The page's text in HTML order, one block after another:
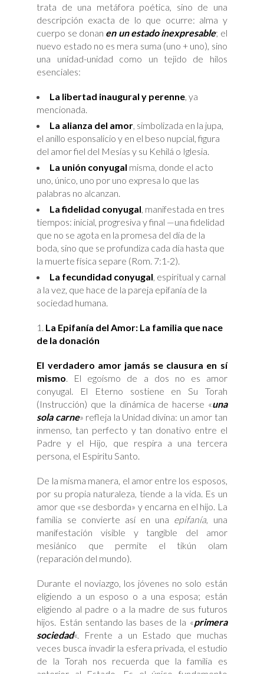
trata de una metáfora poética, sino de una
descripción exacta de lo que ocurre: alma y
cuerpo se donan en un estado inexpresable; el
nuevo estado no es mera suma (uno + uno), sino
una unidad-unidad como un tejido de hilos
esenciales:
La libertad inaugural y perenne , ya
mencionada.
La alianza del amor , simbolizada en la jupa,
el anillo esponsalicio y en el beso nupcial, figura
del amor fiel del Mesías y su Kehilá o Iglesia.
La unión conyugal misma, donde el acto
uno, único, uno por uno expresa lo que las
palabras no alcanzan.
La fidelidad conyugal , manifestada en tres
tiempos: inicial, progresiva y final —una fidelidad
que no se agota en la promesa del día de la
boda, sino que se profundiza cada día hasta que
la muerte física separe (Rom. 7:1-2).
La fecundidad conyugal , espiritual y carnal
a la vez, que hace de la pareja epifanía de la
sociedad humana.
La Epifanía del Amor: La familia que nace
de la donación
El verdadero amor jamás se clausura en sí
mismo . El egoísmo de a dos no es amor
conyugal. El Eterno sostiene en Su Torah
(Instrucción) que la dinámica de hacerse «una
sola carne» refleja la Unidad divina: un amor tan
inmenso, tan perfecto y tan donativo entre el
Padre y el Hijo, que respira a una tercera
persona, el Espíritu Santo.
De la misma manera, el amor entre los esposos,
por su propia naturaleza, tiende a la vida. Es un
amor que «se desborda» y encarna en el hijo. La
familia se convierte así en una epifanía , una
manifestación visible y tangible del amor
mesiánico que permite el tikún olam
(reparación del mundo).
Durante el noviazgo, los jóvenes no solo están
eligiendo a un esposo o a una esposa; están
eligiendo al padre o a la madre de sus futuros
hijos. Están sentando las bases de la «primera
sociedad«. Frente a un Estado que muchas
veces busca invadir la esfera privada, el estudio
de la Torah nos recuerda que la familia es